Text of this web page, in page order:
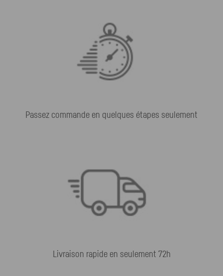
Passez commande en quelques étapes seulement
Livraison rapide en seulement 72h